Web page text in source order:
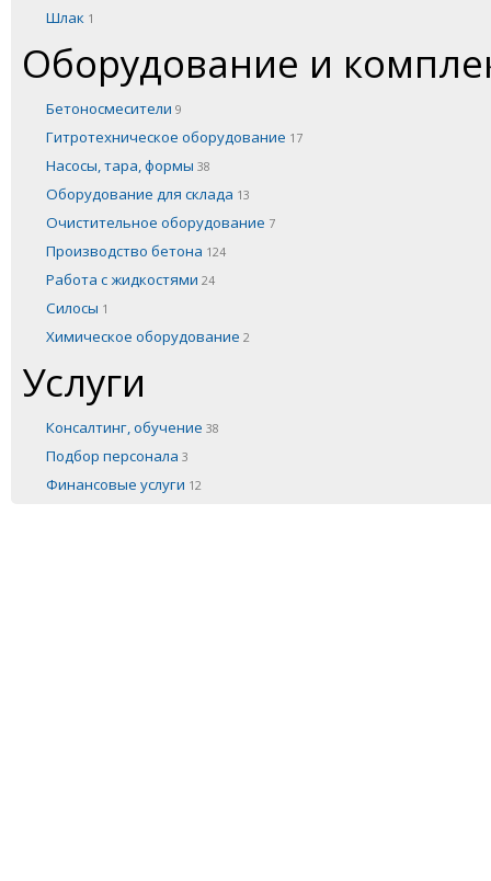
Шлак 1
Оборудование и
Бетоносмесители 9
Гитротехническое оборудование 17
Насосы, тара, формы 38
Оборудование для склада 13
Очистительное оборудование 7
Производство бетона 124
Работа с жидкостями 24
Силосы 1
Химическое оборудование 2
Услуги
Консалтинг, обучение 38
Подбор персонала 3
Финансовые услуги 12